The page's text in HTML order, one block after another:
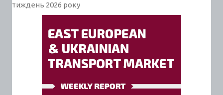
тиждень 2026 року